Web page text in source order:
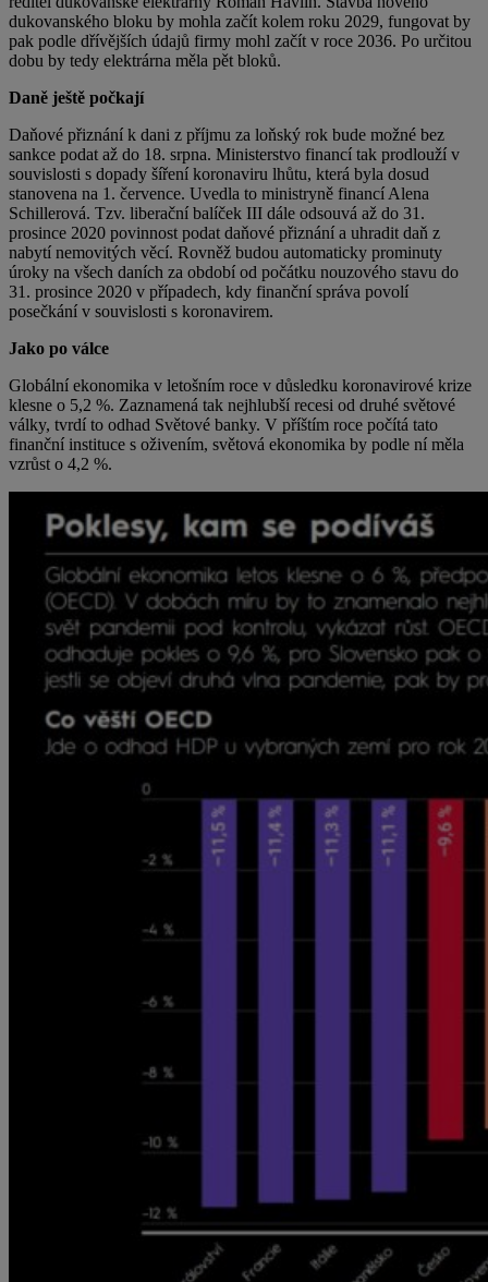
dukovanského bloku by mohla začít kolem roku 2029, fungovat by
pak podle dřívějších údajů firmy mohl začít v roce 2036. Po určitou
dobu by tedy elektrárna měla pět bloků.
Daně ještě počkají
Daňové přiznání k dani z příjmu za loňský rok bude možné bez
sankce podat až do 18. srpna. Ministerstvo financí tak prodlouží v
souvislosti s dopady šíření koronaviru lhůtu, která byla dosud
stanovena na 1. července. Uvedla to ministryně financí Alena
Schillerová. Tzv. liberační balíček III dále odsouvá až do 31.
prosince 2020 povinnost podat daňové přiznání a uhradit daň z
nabytí nemovitých věcí. Rovněž budou automaticky prominuty
úroky na všech daních za období od počátku nouzového stavu do
31. prosince 2020 v případech, kdy finanční správa povolí
posečkání v souvislosti s koronavirem.
Jako po válce
Globální ekonomika v letošním roce v důsledku koronavirové krize
klesne o 5,2 %. Zaznamená tak nejhlubší recesi od druhé světové
války, tvrdí to odhad Světové banky. V příštím roce počítá tato
finanční instituce s oživením, světová ekonomika by podle ní měla
vzrůst o 4,2 %.